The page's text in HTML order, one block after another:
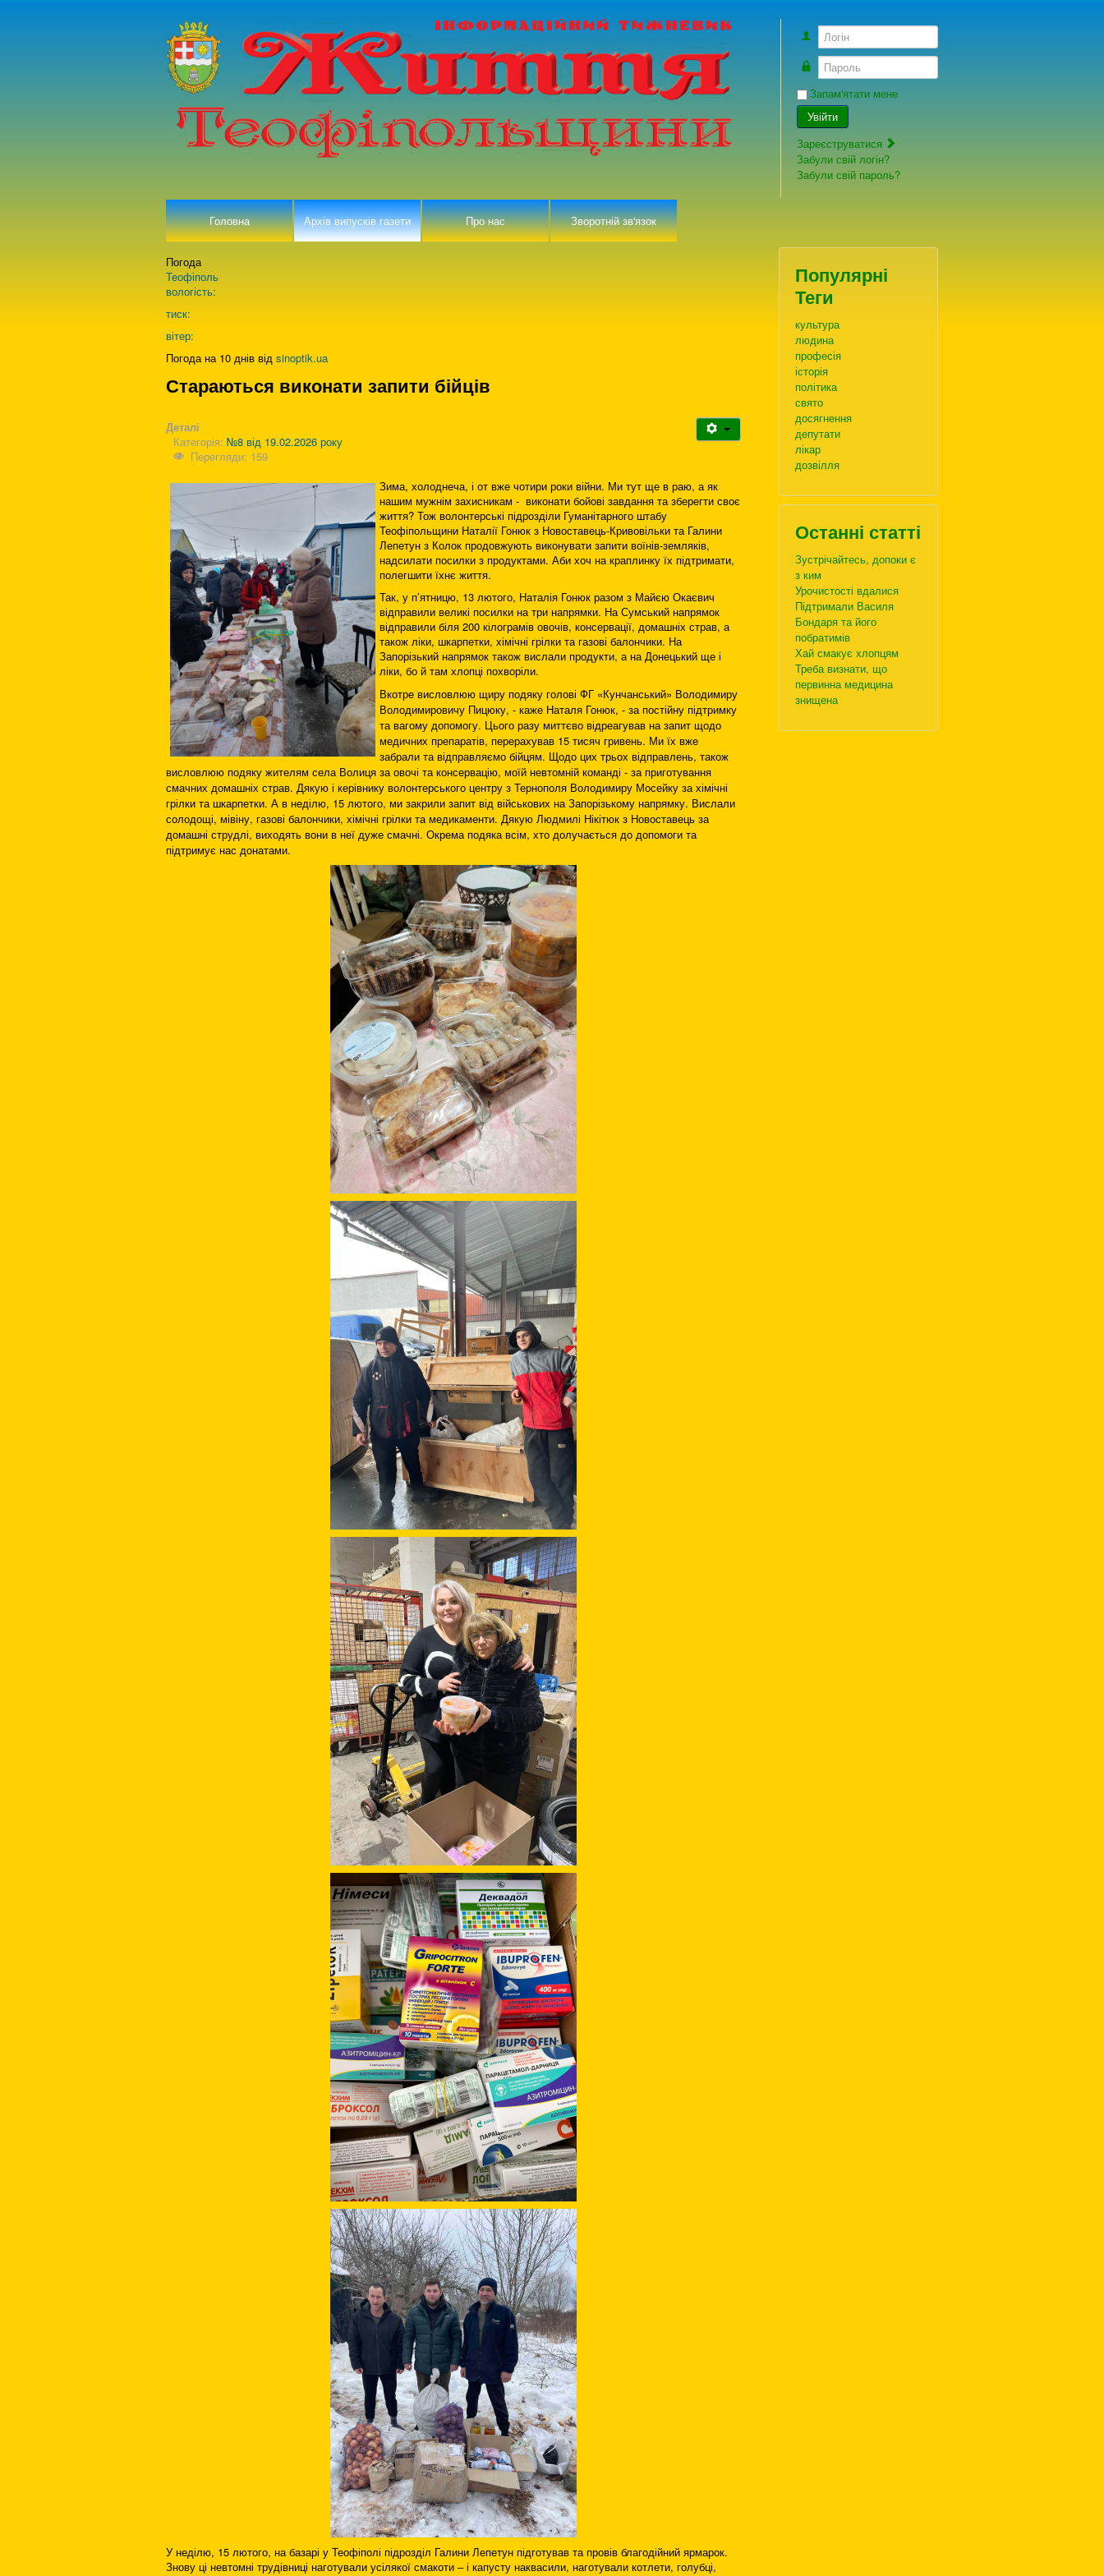
Логін
Пароль
Запам'ятати мене
Увійти
Зареєструватися
Забули свій логін?
Забули свій пароль?
Головна Архів випусків газети Про нас Зворотній зв'язок
Погода
Теофіполь
вологість:
тиск:
вітер:
Погода на 10 днів від sinoptik.ua
Стараються виконати запити бійців
Деталі
Категорія: №8 від 19.02.2026 року
Перегляди: 159
Зима, холоднеча, і от вже чотири роки війни. Ми тут ще в раю, а як
нашим мужнім захисникам - виконати бойові завдання та зберегти своє
життя? Тож волонтерські підрозділи Гуманітарного штабу
Теофіпольщини Наталії Гонюк з Новоставець-Кривовільки та Галини
Лепетун з Колок продовжують виконувати запити воїнів-земляків,
надсилати посилки з продуктами. Аби хоч на краплинку їх підтримати,
полегшити їхнє життя.
Так, у п’ятницю, 13 лютого, Наталія Гонюк разом з Майєю Окаєвич
відправили великі посилки на три напрямки. На Сумський напрямок
відправили біля 200 кілограмів овочів, консервації, домашніх страв, а
також ліки, шкарпетки, хімічні грілки та газові балончики. На
Запорізький напрямок також вислали продукти, а на Донецький ще і
ліки, бо й там хлопці похворіли.
Вкотре висловлюю щиру подяку голові ФГ «Кунчанський» Володимиру
Володимировичу Пицюку, - каже Наталя Гонюк, - за постійну підтримку
та вагому допомогу. Цього разу миттєво відреагував на запит щодо
медичних препаратів, перерахував 15 тисяч гривень. Ми їх вже
забрали та відправляємо бійцям. Щодо цих трьох відправлень, також
висловлюю подяку жителям села Волиця за овочі та консервацію, моїй невтомній команді - за приготування
смачних домашніх страв. Дякую і керівнику волонтерського центру з Тернополя Володимиру Мосейку за хімічні
грілки та шкарпетки. А в неділю, 15 лютого, ми закрили запит від військових на Запорізькому напрямку. Вислали
солодощі, мівіну, газові балончики, хімічні грілки та медикаменти. Дякую Людмилі Нікітюк з Новоставець за
домашні струдлі, виходять вони в неї дуже смачні. Окрема подяка всім, хто долучається до допомоги та
підтримує нас донатами.
У неділю, 15 лютого, на базарі у Теофіполі підрозділ Галини Лепетун підготував та провів благодійний ярмарок.
Знову ці невтомні трудівниці наготували усілякої смакоти – і капусту наквасили, наготували котлети, голубці,
Популярні
Теги
культура
людина
професія
історія
політика
свято
досягнення
депутати
лікар
дозвілля
Останні статті
Зустрічайтесь, допоки є
з ким
Урочистості вдалися
Підтримали Василя
Бондаря та його
побратимів
Хай смакує хлопцям
Треба визнати, що
первинна медицина
знищена